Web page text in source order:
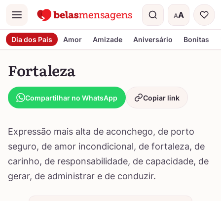
Menu AA
Tamanho do
Dia dos Pais Amor Amizade Aniversário Bonitas
Fortaleza
Compartilhar no WhatsApp Copiar link
Expressão mais alta de aconchego, de porto
seguro, de amor incondicional, de fortaleza, de
carinho, de responsabilidade, de capacidade, de
gerar, de administrar e de conduzir.